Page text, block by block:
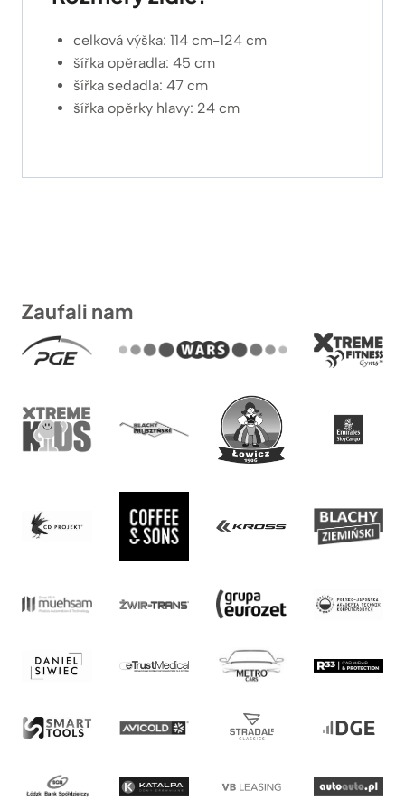
celková výška: 114 cm-124 cm
šířka opěradla: 45 cm
šířka sedadla: 47 cm
šířka opěrky hlavy: 24 cm
Zaufali nam